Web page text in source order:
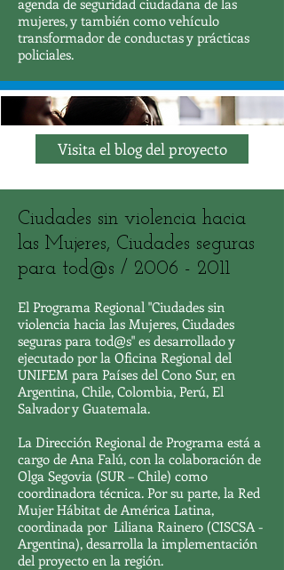
agenda de seguridad ciudadana de las
mujeres, y también como vehículo
transformador de conductas y prácticas
policiales.
Visita el blog del proyecto
Ciudades sin violencia hacia
las Mujeres, Ciudades seguras
para tod@s / 2006 - 2011
El Programa Regional "Ciudades sin
violencia hacia las Mujeres, Ciudades
seguras para tod@s" es desarrollado y
ejecutado por la Oficina Regional del
UNIFEM para Países del Cono Sur, en
Argentina, Chile, Colombia, Perú, El
Salvador y Guatemala.
La Dirección Regional de Programa está a
cargo de Ana Falú, con la colaboración de
Olga Segovia (SUR – Chile) como
coordinadora técnica. Por su parte, la Red
Mujer Hábitat de América Latina,
coordinada por Liliana Rainero (CISCSA -
Argentina), desarrolla la implementación
del proyecto en la región.